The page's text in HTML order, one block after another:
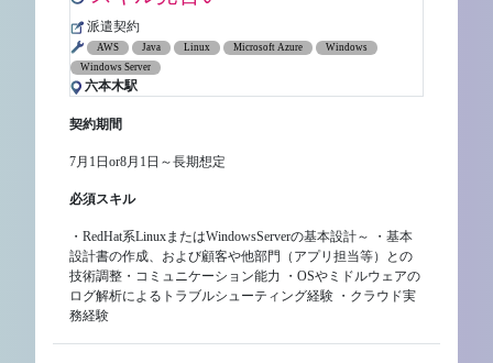
派遣契約
AWS Java Linux Microsoft Azure
Windows
Windows Server
六本木駅
契約期間
7月1日or8月1日～長期想定
必須スキル
・RedHat系LinuxまたはWindowsServerの基本設計～ ・基本
設計書の作成、および顧客や他部門（アプリ担当等）との
技術調整・コミュニケーション能力 ・OSやミドルウェアの
ログ解析によるトラブルシューティング経験 ・クラウド実
務経験